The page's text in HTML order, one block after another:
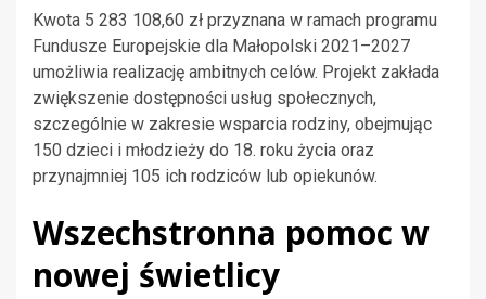
Kwota 5 283 108,60 zł przyznana w ramach programu
Fundusze Europejskie dla Małopolski 2021–2027
umożliwia realizację ambitnych celów. Projekt zakłada
zwiększenie dostępności usług społecznych,
szczególnie w zakresie wsparcia rodziny, obejmując
150 dzieci i młodzieży do 18. roku życia oraz
przynajmniej 105 ich rodziców lub opiekunów.
Wszechstronna pomoc w
nowej świetlicy